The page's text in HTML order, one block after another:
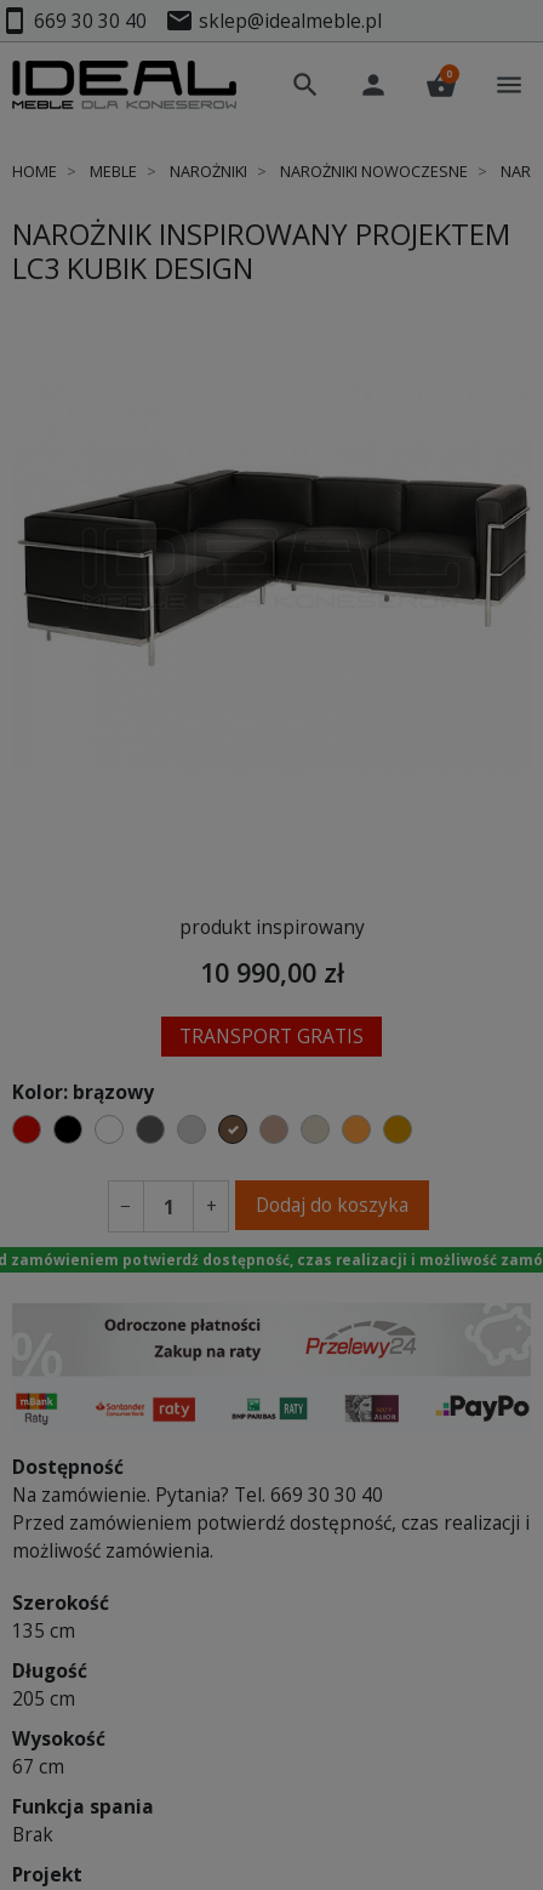
smartphone 669 30 30 40 mail sklep@idealmeble.pl
search person shopping_basket
0 menu
HOME MEBLE NAROŻNIKI NAROŻNIKI NOWOCZESNE
NAROŻNIK INSPIROWANY PROJEKTEM
LC3 KUBIK DESIGN
produkt inspirowany
10 990,00 zł
TRANSPORT GRATIS
Kolor: brązowy
czerwony
czarnybiałyciemno szary
jasnoszary
brązowyjasnobrązowy
beżowypomarańczowy
koniakowy
− + Dodaj do koszyka
zamówieniem potwierdź dostępność, czas realizacji i możliwość
Dostępność
Na zamówienie. Pytania? Tel. 669 30 30 40
Przed zamówieniem potwierdź dostępność, czas realizacji i
możliwość zamówienia.
Szerokość
135 cm
Długość
205 cm
Wysokość
67 cm
Funkcja spania
Brak
Projekt